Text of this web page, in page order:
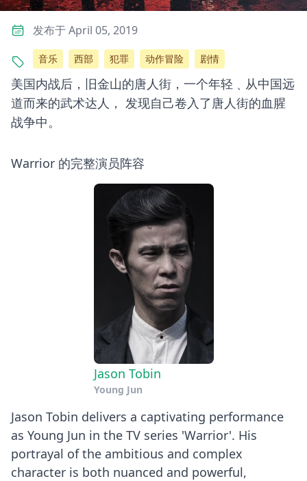
美国内战后，旧金山的唐人街，一个年轻﹑从中国远
道而来的武术达人， 发现自己卷入了唐人街的血腥
战争中。
Warrior 的完整演员阵容
Jason Tobin
Young Jun
Jason Tobin delivers a captivating performance
as Young Jun in the TV series 'Warrior'. His
portrayal of the ambitious and complex
character is both nuanced and powerful,
发布于 April 05, 2019
音乐 西部 犯罪 动作冒险 剧情